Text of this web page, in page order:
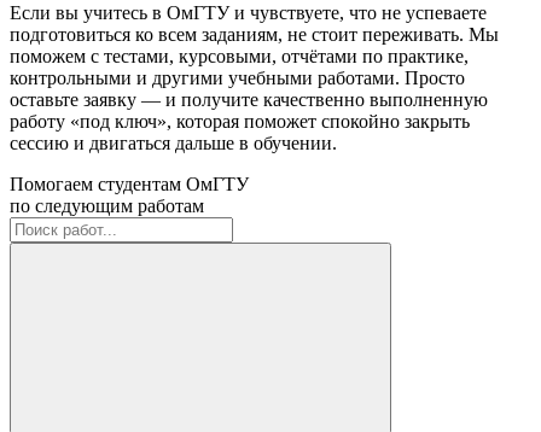
Если вы учитесь в ОмГТУ и чувствуете, что не успеваете
подготовиться ко всем заданиям, не стоит переживать. Мы
поможем с тестами, курсовыми, отчётами по практике,
контрольными и другими учебными работами. Просто
оставьте заявку — и получите качественно выполненную
работу «под ключ», которая поможет спокойно закрыть
сессию и двигаться дальше в обучении.
Помогаем студентам ОмГТУ
по следующим работам